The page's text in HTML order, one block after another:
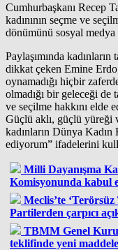
Cumhurbaşkanı Recep
kadınının seçme ve
dönümünü sosyal medya
Paylaşımında
dikkat çeken Emine
oynamadığı hiçbir
olmadığı bir geleceği de
ve seçilme hakkını elde
Güçlü aklı, güçlü yüreği
kadınların Dünya
ediyorum” ifadelerini
Milli Dayanışma
Komisyonunda kabul
Meclis’te
Partilerden çarpıcı
TBMM Genel
teklifinde yeni